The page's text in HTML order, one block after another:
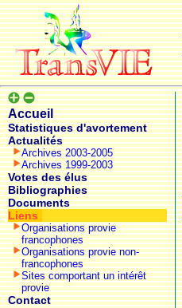
Accueil
Statistiques d'avortement
Actualités
Archives 2003-2005
Archives 1999-2003
Votes des élus
Bibliographies
Documents
Liens
Organisations provie
francophones
Organisations provie non-
francophones
Sites comportant un intérêt
provie
Contact